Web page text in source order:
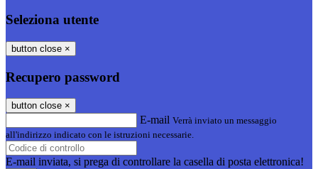
Seleziona utente
button close ×
Recupero password
button close ×
E-mail Verrà inviato un messaggio
all'indirizzo indicato con le istruzioni necessarie.
E-mail inviata, si prega di controllare la casella di posta elettronica!